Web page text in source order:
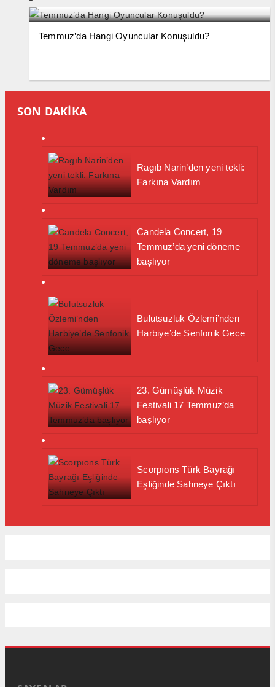
Temmuz’da Hangi Oyuncular Konuşuldu?
SON DAKİKA
Ragıb Narin’den yeni tekli:
Farkına Vardım
Candela Concert, 19
Temmuz’da yeni döneme
başlıyor
Bulutsuzluk Özlemi’nden
Harbiye’de Senfonik Gece
23. Gümüşlük Müzik
Festivali 17 Temmuz’da
başlıyor
Scorpıons Türk Bayrağı
Eşliğinde Sahneye Çıktı